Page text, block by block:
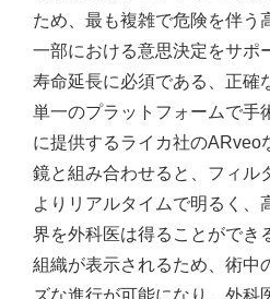
ため、最も複雑で危険を伴う
一部における意思決定をサポ
寿命延長に必須である、正確
単一のプラットフォームで手
に提供するライカ社のARveo
鏡と組み合わせると、フィル
よりリアルタイムで明るく、
界を外科医は得ることができ
組織が表示されるため、術中
ズな進行が可能になり、外科